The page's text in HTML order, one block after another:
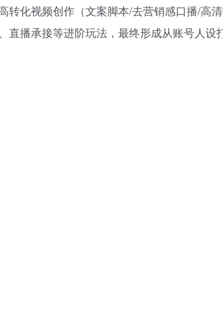
化视频创作（文案脚本/去营销感口播/高
直播承接等进阶玩法，最终形成从账号人